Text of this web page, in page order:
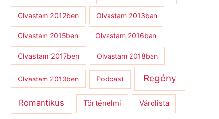
Olvastam 2012ben Olvastam 2013ban
Olvastam 2015ben Olvastam 2016ban
Olvastam 2017ben Olvastam 2018ban
Olvastam 2019ben Podcast Regény
Romantikus Történelmi Várólista